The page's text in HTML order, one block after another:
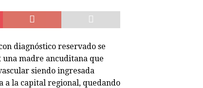
diagnóstico reservado se
madre ancuditana que
siendo ingresada
a la capital regional, quedando